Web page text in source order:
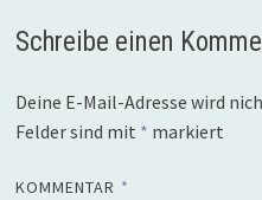
Schreibe einen
Deine E-Mail-Adresse wird
Felder sind mit * markiert
KOMMENTAR *